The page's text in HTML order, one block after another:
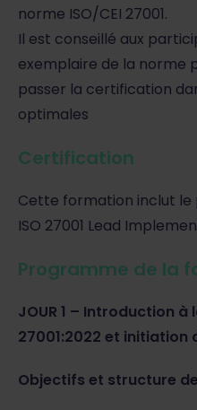
norme ISO/CEI 27001.
Il est conseillé aux
exemplaire de la norme
passer la certification
optimales
Certification
Cette formation inclut le
ISO 27001 Lead
Programme de la
JOUR 1 – Introduction à
27001:2022 et initiation
Objectifs et structure